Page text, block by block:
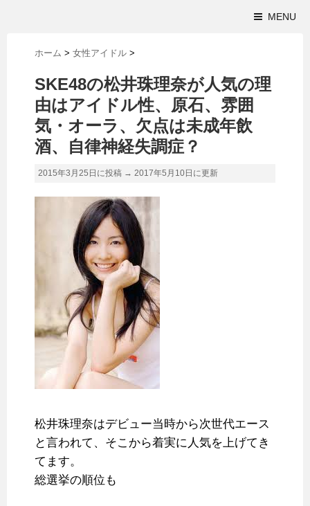
MENU
ホーム > 女性アイドル >
SKE48の松井珠理奈が人気の理
由はアイドル性、原石、雰囲
気・オーラ、欠点は未成年飲
酒、自律神経失調症？
2015年3月25日に投稿 → 2017年5月10日 に更新
松井珠理奈はデビュー当時から次世代エース
と言われて、そこから着実に人気を上げてき
てます。
総選挙の順位も